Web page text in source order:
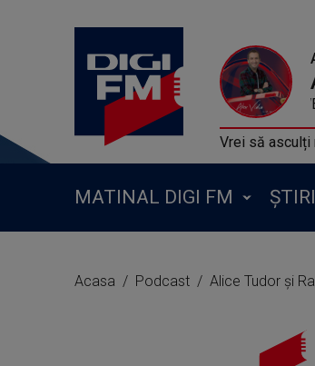
THE WEEKND
Vrei să asculți
MATINAL DIGI FM ȘTIRI
Acasa Podcast Alice Tudor și